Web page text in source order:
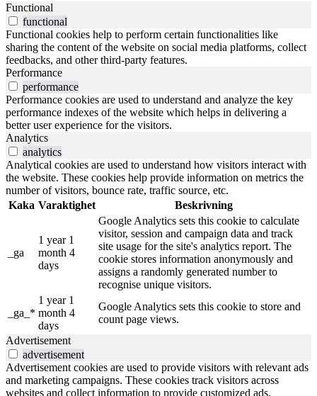
Functional
functional
Functional cookies help to perform certain functionalities like
sharing the content of the website on social media platforms, collect
feedbacks, and other third-party features.
Performance
performance
Performance cookies are used to understand and analyze the key
performance indexes of the website which helps in delivering a
better user experience for the visitors.
Analytics
analytics
Analytical cookies are used to understand how visitors interact with
the website. These cookies help provide information on metrics the
number of visitors, bounce rate, traffic source, etc.
Kaka Varaktighet Beskrivning
_ga
1 year 1
month 4
days
Google Analytics sets this cookie to calculate
visitor, session and campaign data and track
site usage for the site's analytics report. The
cookie stores information anonymously and
assigns a randomly generated number to
recognise unique visitors.
_ga_*
1 year 1
month 4
days
Google Analytics sets this cookie to store and
count page views.
Advertisement
advertisement
Advertisement cookies are used to provide visitors with relevant ads
and marketing campaigns. These cookies track visitors across
websites and collect information to provide customized ads.